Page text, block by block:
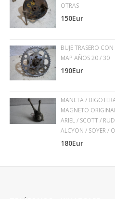
OTRAS
150Eur
BUJE TRASERO
MAP AÑOS 20 / 30
190Eur
MANETA /
MAGNETO
ARIEL / SCOTT /
ALCYON / SOYER /
180Eur